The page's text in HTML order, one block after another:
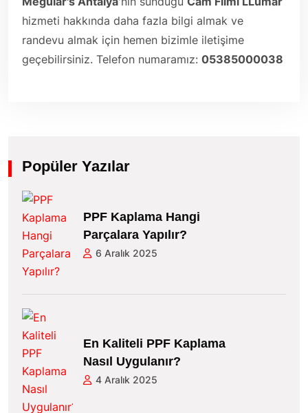
hizmeti hakkında daha fazla bilgi almak ve
randevu almak için hemen bizimle iletişime
geçebilirsiniz. Telefon numaramız: 05385000038
Popüler Yazılar
PPF Kaplama Hangi
Parçalara Yapılır?
6 Aralık 2025
En Kaliteli PPF Kaplama
Nasıl Uygulanır?
4 Aralık 2025